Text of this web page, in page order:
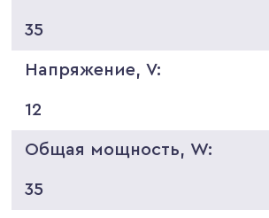
35
Напряжение, V:
12
Общая мощность, W:
35